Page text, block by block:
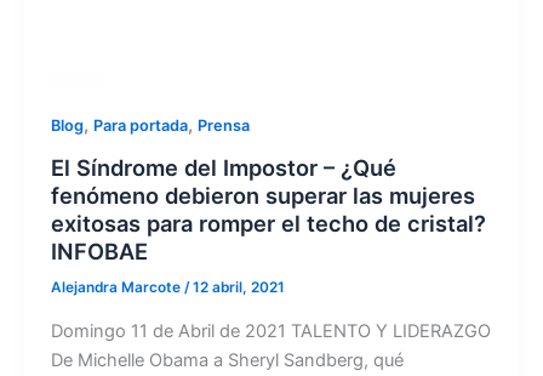
Blog, Para portada, Prensa
El Síndrome del Impostor – ¿Qué
fenómeno debieron superar las mujeres
exitosas para romper el techo de cristal?
INFOBAE
Alejandra Marcote /12 abril, 2021
Domingo 11 de Abril de 2021 TALENTO Y LIDERAZGO
De Michelle Obama a Sheryl Sandberg, qué